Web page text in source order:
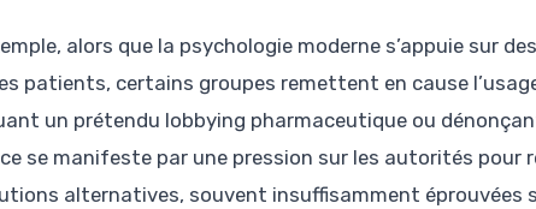
alors que la psychologie moderne s’appuie sur
patients, certains groupes remettent en cause
un prétendu lobbying pharmaceutique ou
se manifeste par une pression sur les autorités
alternatives, souvent insuffisamment éprouvées